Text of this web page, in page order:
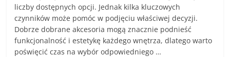
liczby dostępnych opcji. Jednak kilka kluczowych
czynników może pomóc w podjęciu właściwej decyzji.
Dobrze dobrane akcesoria mogą znacznie podnieść
funkcjonalność i estetykę każdego wnętrza, dlatego warto
poświęcić czas na wybór odpowiedniego …